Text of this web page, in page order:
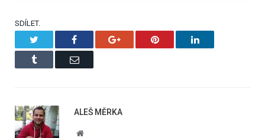
SDÍLET.
Facebook Google+ Pinterest LinkedIn
Tumblr Email
ALEŠ MĚRKA
Website